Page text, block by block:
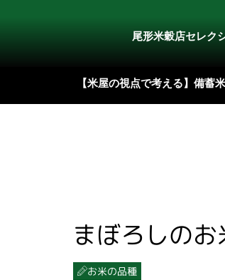
尾形米穀店セレク
【米屋の視点で考える】備蓄
まぼろしのお
お米の品種